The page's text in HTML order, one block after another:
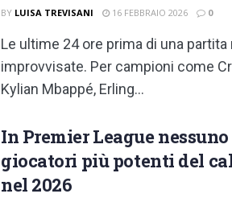
BY LUISA TREVISANI 16 FEBBRAIO 2026 0
Le ultime 24 ore prima di una
improvvisate. Per campioni come
Kylian Mbappé, Erling...
In Premier League
giocatori più potenti del
nel 2026